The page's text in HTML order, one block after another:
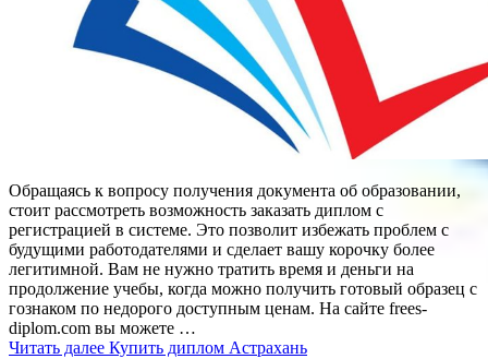
Обращаясь к вопросу получения документа об образовании,
стоит рассмотреть возможность заказать диплом с
регистрацией в системе. Это позволит избежать проблем с
будущими работодателями и сделает вашу корочку более
легитимной. Вам не нужно тратить время и деньги на
продолжение учебы, когда можно получить готовый образец с
гознаком по недорого доступным ценам. На сайте frees-
diplom.com вы можете …
Читать далее Купить диплом Астрахань